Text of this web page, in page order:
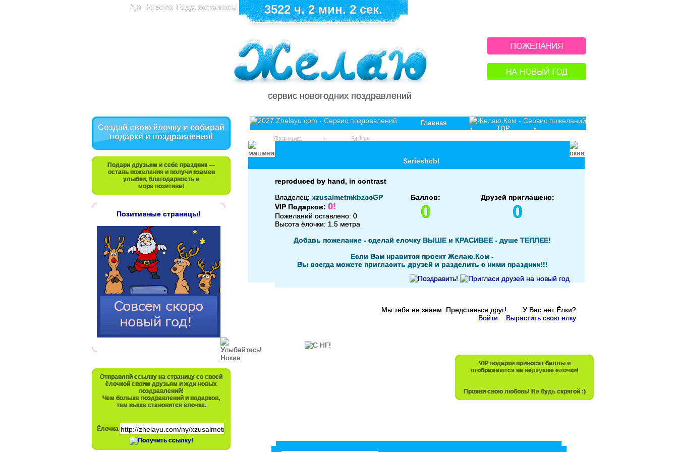
До Нового Года осталось: 3522 ч. 2 мин. 2 сек.
сервис новогодних поздравлений
Создай свою ёлочку и собирай
подарки и поздравления!
Подари друзьям и себе праздник —
оставь пожелания и получи взамен
улыбки, благодарность и
море позитива!
Позитивные страницы!
Отправляй ссылку на страницу со своей
ёлочкой своим друзьям и жди новых
поздравлений!
Чем больше поздравлений и подарков,
тем выше становится ёлочка.
Ёлочка
Главная
• TOP
•
Правила
• Войти
Serieshcb!
reproduced by hand, in contrast
Владелец: xzusalmetmkbzccGP
VIP Подарков: 0!
Пожеланий оставлено: 0
Высота ёлочки: 1.5 метра
Баллов:
0
Друзей приглашено:
0
Добавь пожелание - сделай елочку ВЫШЕ и КРАСИВЕЕ - душе ТЕПЛЕЕ!
Если Вам нравится проект Желаю.Ком -
Вы всегда можете пригласить друзей и разделить с ними праздник!!!
VIP подарки приносят баллы и
отображаются на верхушке елочки!
Прояви свою любовь! Не будь скрягой :)
Мы тебя не знаем. Представься друг! У Вас нет Ёлки?
Войти
Вырастить свою елку